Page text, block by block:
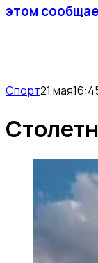
этом
Спорт21 мая